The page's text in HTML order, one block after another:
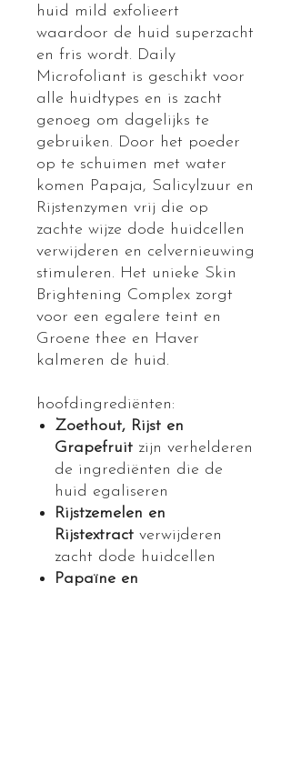
huid mild exfolieert
waardoor de huid superzacht
en fris wordt. Daily
Microfoliant is geschikt voor
alle huidtypes en is zacht
genoeg om dagelijks te
gebruiken. Door het poeder
op te schuimen met water
komen Papaja, Salicylzuur en
Rijstenzymen vrij die op
zachte wijze dode huidcellen
verwijderen en celvernieuwing
stimuleren. Het unieke Skin
Brightening Complex zorgt
voor een egalere teint en
Groene thee en Haver
kalmeren de huid.
hoofdingrediënten:
Zoethout, Rijst en
Grapefruit zijn verhelderen
de ingrediënten die de
huid egaliseren
Rijstzemelen en
Rijstextract verwijderen
zacht dode huidcellen
Papaïne en